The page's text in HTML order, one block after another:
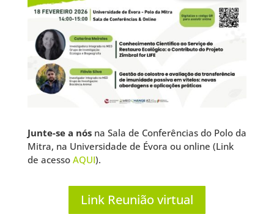
Junte-se a nósna Sala de Conferências do Polo da
Mitra, na Universidade de Évora ou online (Link
de acesso AQUI).
Link Reunião virtual